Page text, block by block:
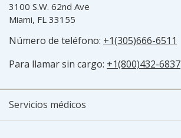
3100 S.W. 62nd Ave
Miami, FL 33155
Número de teléfono: +1(305)666-6511
Para llamar sin cargo: +1(800)432-6837
Servicios médicos